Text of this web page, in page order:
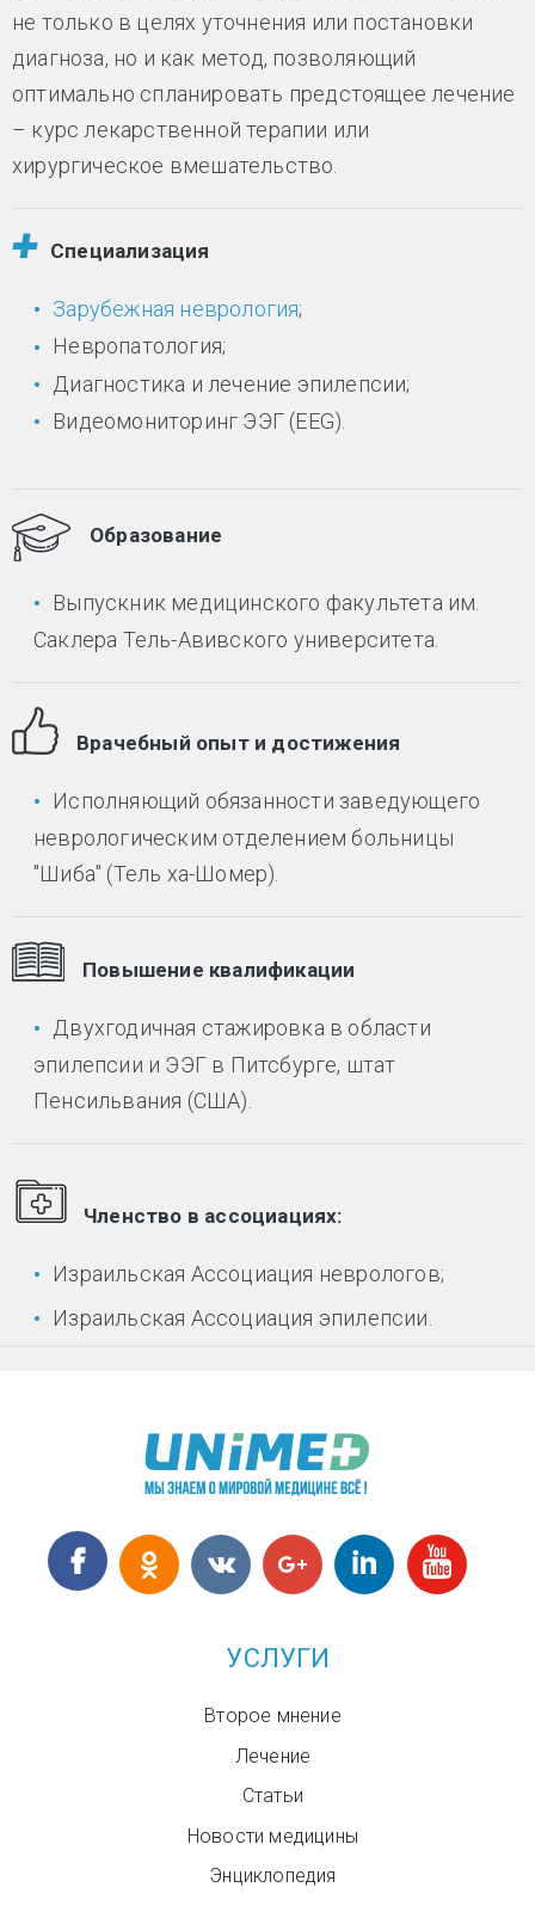
не только в целях уточнения или постановки
диагноза, но и как метод, позволяющий
оптимально спланировать предстоящее лечение
– курс лекарственной терапии или
хирургическое вмешательство.
Специализация
Зарубежная неврология;
Невропатология;
Диагностика и лечение эпилепсии;
Видеомониторинг ЭЭГ (EEG).
Образование
Выпускник медицинского факультета им.
Саклера Тель-Авивского университета.
Врачебный опыт и достижения
Исполняющий обязанности заведующего
неврологическим отделением больницы
"Шиба" (Тель ха-Шомер).
Повышение квалификации
Двухгодичная стажировка в области
эпилепсии и ЭЭГ в Питсбурге, штат
Пенсильвания (США).
Членство в ассоциациях:
Израильская Ассоциация неврологов;
Израильская Ассоциация эпилепсии.
УСЛУГИ
Второе мнение
Лечение
Статьи
Новости медицины
Энциклопедия